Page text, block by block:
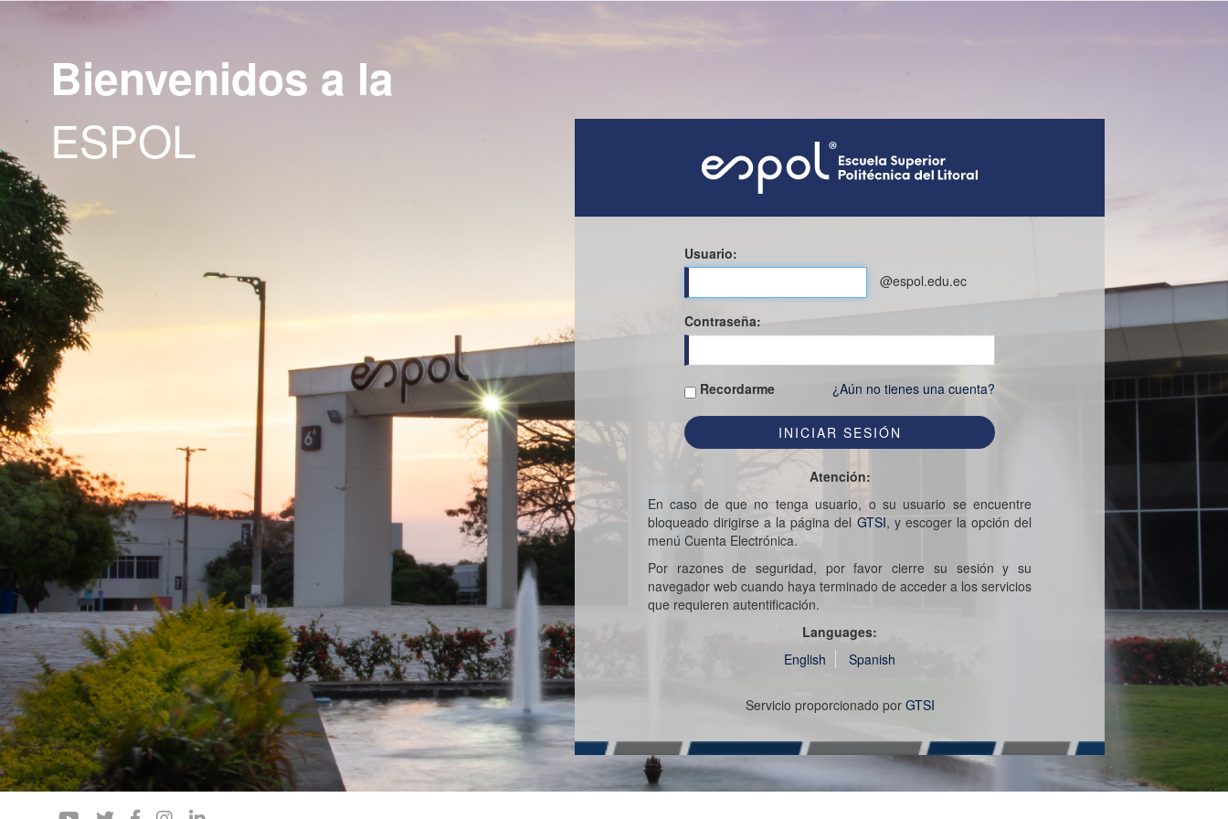
Bienvenidos a la
ESPOL
Usuario:
@espol.edu.ec
Contraseña:
Recordarme ¿Aún no tienes una cuenta?
Atención:
En caso de que no tenga usuario, o su usuario se encuentre
bloqueado dirigirse a la página del GTSI, y escoger la opción del
menú Cuenta Electrónica.
Por razones de seguridad, por favor cierre su sesión y su
navegador web cuando haya terminado de acceder a los servicios
que requieren autentificación.
Languages:
English
Spanish
Servicio proporcionado por GTSI